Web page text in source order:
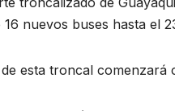
16 nuevos buses hasta el
esta troncal comenzará